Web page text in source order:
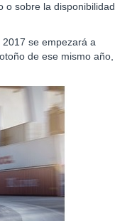
o sobre la disponibilidad
se empezará a
de ese mismo año,